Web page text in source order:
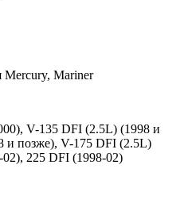
Mercury, Mariner
V-135 DFI (2.5L) (1998 и
и позже), V-175 DFI (2.5L)
225 DFI (1998-02)